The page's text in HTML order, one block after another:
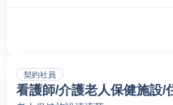
契約社員
看護師/介護老人保健施設/